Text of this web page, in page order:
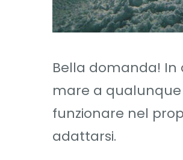
Bella domanda! In
mare a
funzionare nel
adattarsi.